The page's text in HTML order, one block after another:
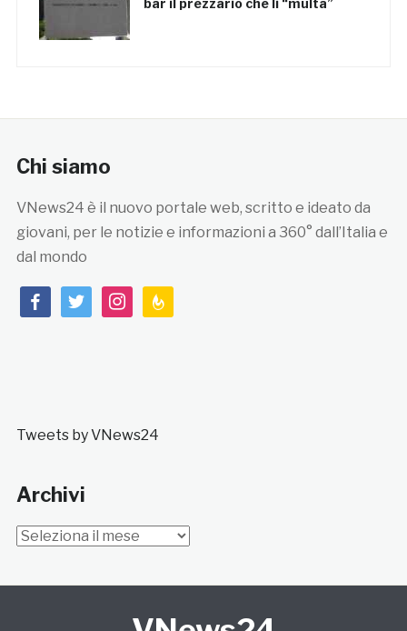
bar il prezzario che li “multa”
Chi siamo
VNews24 è il nuovo portale web, scritto e ideato da
giovani, per le notizie e informazioni a 360° dall’Italia e
dal mondo
facebooktwitterinstagramfeedburner
Tweets by VNews24
Archivi
Archivi